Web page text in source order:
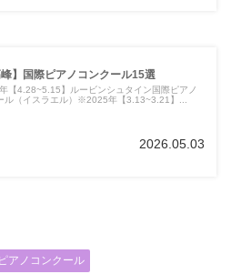
峰】国際ピアノコンクール15選
【4.28~5.15】ルービンシュタイン国際ピアノ
ル（イスラエル）※2025年【3.13~3.21】...
2026.05.03
ピアノコンクール